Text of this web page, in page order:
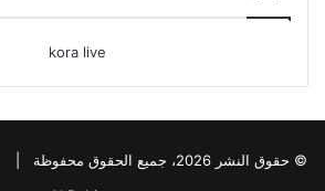
kora live
© حقوق النشر 2026، جميع الحقوق محفوظة |